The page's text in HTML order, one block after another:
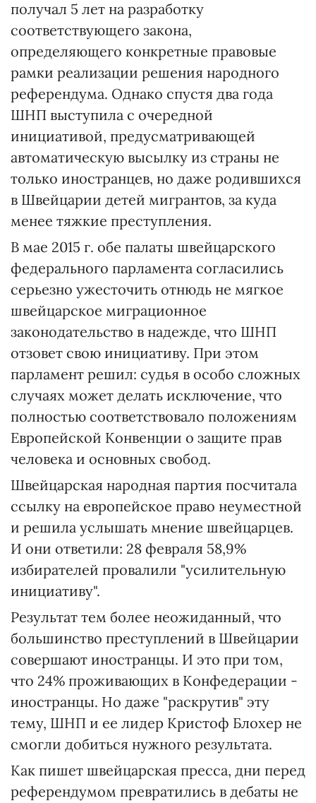
получал 5 лет на разработку
соответствующего закона,
определяющего конкретные правовые
рамки реализации решения народного
референдума. Однако спустя два года
ШНП выступила с очередной
инициативой, предусматривающей
автоматическую высылку из страны не
только иностранцев, но даже родившихся
в Швейцарии детей мигрантов, за куда
менее тяжкие преступления.
В мае 2015 г. обе палаты швейцарского
федерального парламента согласились
серьезно ужесточить отнюдь не мягкое
швейцарское миграционное
законодательство в надежде, что ШНП
отзовет свою инициативу. При этом
парламент решил: судья в особо сложных
случаях может делать исключение, что
полностью соответствовало положениям
Европейской Конвенции о защите прав
человека и основных свобод.
Швейцарская народная партия посчитала
ссылку на европейское право неуместной
и решила услышать мнение швейцарцев.
И они ответили: 28 февраля 58,9%
избирателей провалили "усилительную
инициативу".
Результат тем более неожиданный, что
большинство преступлений в Швейцарии
совершают иностранцы. И это при том,
что 24% проживающих в Конфедерации -
иностранцы. Но даже "раскрутив" эту
тему, ШНП и ее лидер Кристоф Блохер не
смогли добиться нужного результата.
Как пишет швейцарская пресса, дни перед
референдумом превратились в дебаты не